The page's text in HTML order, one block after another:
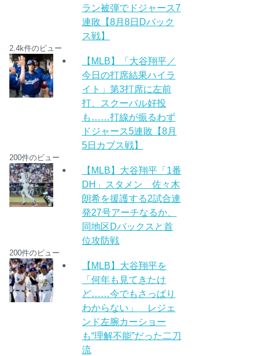
ラン被弾でドジャース7
連敗【8月8日Dバック
ス戦】
2.4k件のビュー
【MLB】「大谷翔平／
今日の打席結果ハイラ
イト」第3打席に左前
打、スクーバル好投
も……打線が振るわず
ドジャース5連敗【8月
5日カブス戦】
200件のビュー
【MLB】大谷翔平「1番
DH」スタメン 佐々木
朗希を援護する2試合連
発27号アーチなるか、
同地区Dバックスと首
位攻防戦
200件のビュー
【MLB】大谷翔平を
「何年も見てきたけ
ど……今でもさっぱり
わからない」 レジェ
ンド左腕カーショー
も“理解不能”だった二刀
流